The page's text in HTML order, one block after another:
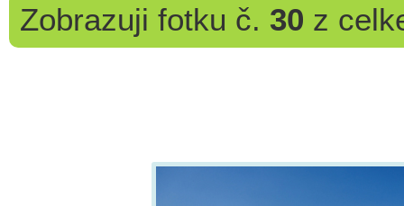
Zobrazuji fotku č. 30 z